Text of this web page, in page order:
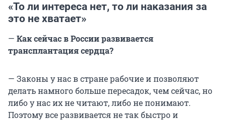
«То ли интереса нет, то ли наказания за
это не хватает»
— Как сейчас в России развивается
трансплантация сердца?
— Законы у нас в стране рабочие и позволяют
делать намного больше пересадок, чем сейчас, но
либо у нас их не читают, либо не понимают.
Поэтому все развивается не так быстро и